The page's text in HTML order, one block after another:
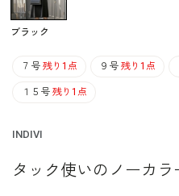
ブラック
７号 残り1点 ９号 残り1点
１５号 残り1点
INDIVI
タック使いのノーカ